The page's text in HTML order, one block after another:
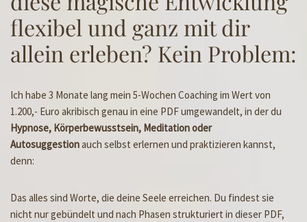
flexibel und ganz mit dir
allein erleben? Kein Problem:
Ich habe 3 Monate lang mein 5-Wochen Coaching im Wert von
1.200,- Euro akribisch genau in eine PDF umgewandelt, in der du
Hypnose, Körperbewusstsein, Meditation oder
Autosuggestionauch selbst erlernen und praktizieren kannst,
denn:
Das alles sind Worte, die deine Seele erreichen. Du findest sie
nicht nur gebündelt und nach Phasen strukturiert in dieser PDF,